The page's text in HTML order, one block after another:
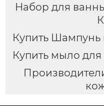
Набор для
Купить Шампунь
Купить мыло для